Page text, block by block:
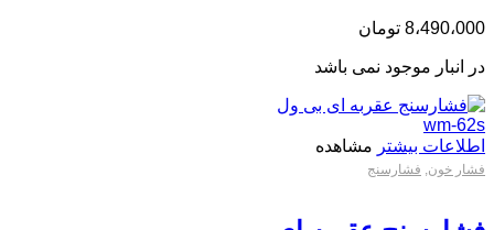
8،490،000 تومان
در انبار موجود نمی باشد
اطلاعات بیشتر مشاهده
فشار خون, فشارسنج